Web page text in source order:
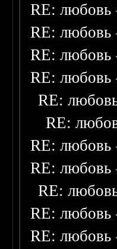
RE: любовь
RE: любовь
RE: любовь
RE: любовь
RE:
RE:
RE: любовь
RE: любовь
RE:
RE: любовь
RE: любовь